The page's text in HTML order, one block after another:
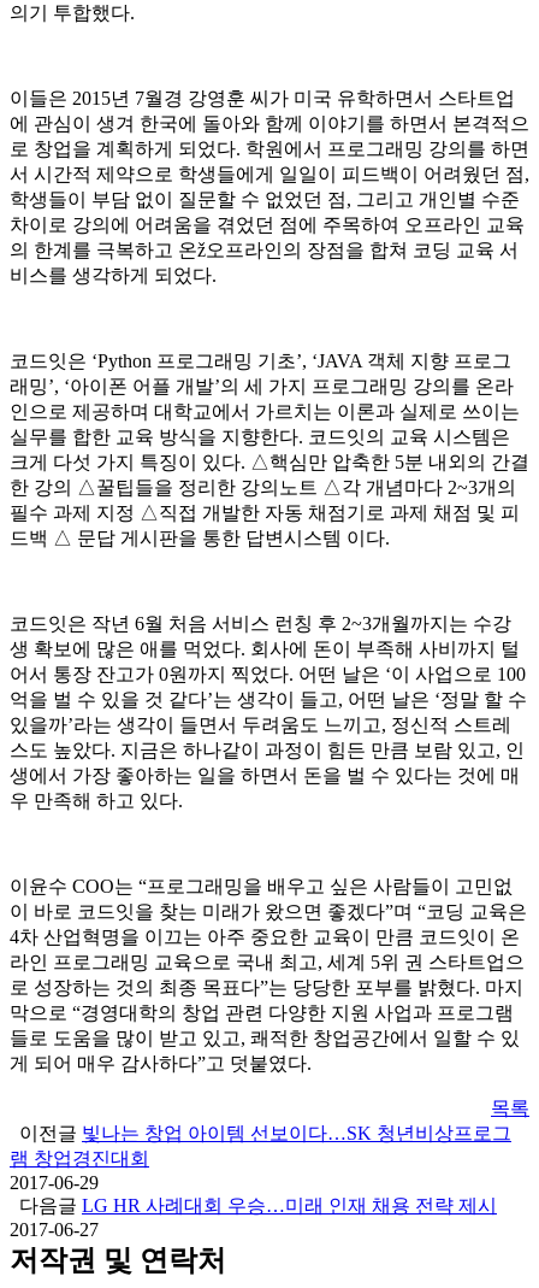
의기 투합했다.
이들은 2015년 7월경 강영훈 씨가 미국 유학하면서 스타트업
에 관심이 생겨 한국에 돌아와 함께 이야기를 하면서 본격적으
로 창업을 계획하게 되었다. 학원에서 프로그래밍 강의를 하면
서 시간적 제약으로 학생들에게 일일이 피드백이 어려웠던 점,
학생들이 부담 없이 질문할 수 없었던 점, 그리고 개인별 수준
차이로 강의에 어려움을 겪었던 점에 주목하여 오프라인 교육
의 한계를 극복하고 온ž오프라인의 장점을 합쳐 코딩 교육 서
비스를 생각하게 되었다.
코드잇은 ‘Python 프로그래밍 기초’, ‘JAVA 객체 지향 프로그
래밍’, ‘아이폰 어플 개발’의 세 가지 프로그래밍 강의를 온라
인으로 제공하며 대학교에서 가르치는 이론과 실제로 쓰이는
실무를 합한 교육 방식을 지향한다. 코드잇의 교육 시스템은
크게 다섯 가지 특징이 있다. △핵심만 압축한 5분 내외의 간결
한 강의 △꿀팁들을 정리한 강의노트 △각 개념마다 2~3개의
필수 과제 지정 △직접 개발한 자동 채점기로 과제 채점 및 피
드백 △ 문답 게시판을 통한 답변시스템 이다.
코드잇은 작년 6월 처음 서비스 런칭 후 2~3개월까지는 수강
생 확보에 많은 애를 먹었다. 회사에 돈이 부족해 사비까지 털
어서 통장 잔고가 0원까지 찍었다. 어떤 날은 ‘이 사업으로 100
억을 벌 수 있을 것 같다’는 생각이 들고, 어떤 날은 ‘정말 할 수
있을까’라는 생각이 들면서 두려움도 느끼고, 정신적 스트레
스도 높았다. 지금은 하나같이 과정이 힘든 만큼 보람 있고, 인
생에서 가장 좋아하는 일을 하면서 돈을 벌 수 있다는 것에 매
우 만족해 하고 있다.
이윤수 COO는 “프로그래밍을 배우고 싶은 사람들이 고민없
이 바로 코드잇을 찾는 미래가 왔으면 좋겠다”며 “코딩 교육은
4차 산업혁명을 이끄는 아주 중요한 교육이 만큼 코드잇이 온
라인 프로그래밍 교육으로 국내 최고, 세계 5위 권 스타트업으
로 성장하는 것의 최종 목표다”는 당당한 포부를 밝혔다. 마지
막으로 “경영대학의 창업 관련 다양한 지원 사업과 프로그램
들로 도움을 많이 받고 있고, 쾌적한 창업공간에서 일할 수 있
게 되어 매우 감사하다”고 덧붙였다.
목록
이전글 빛나는 창업 아이템 선보이다…SK 청년비상프로그
램 창업경진대회
2017-06-29
다음글 LG HR 사례대회 우승…미래 인재 채용 전략 제시
2017-06-27
저작권 및 연락처